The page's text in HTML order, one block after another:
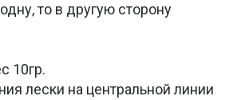
то в другую сторону
10гр.
лески на центральной линии